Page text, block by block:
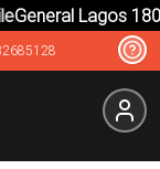
General Lagos